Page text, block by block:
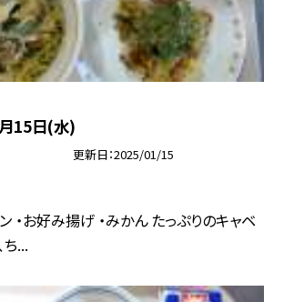
15日(水)
更新日 2025/01/15
・お好み揚げ ・みかん たっぷりのキャベ
ち...